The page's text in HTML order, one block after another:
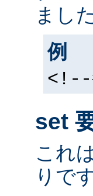
まし
例
<!--
set
これ
りで